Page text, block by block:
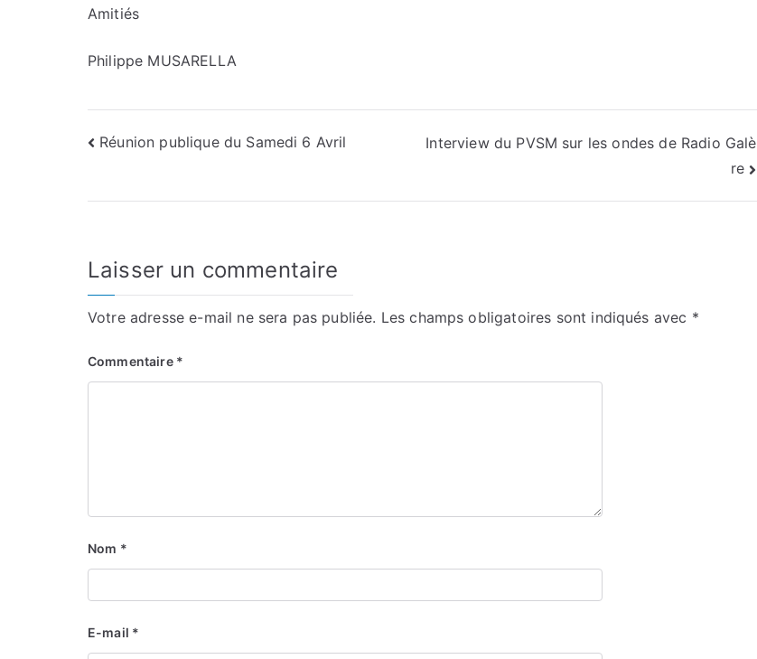
Amitiés
Philippe MUSARELLA
Navigation
Réunion publique du Samedi 6 Avril
Interview du PVSM sur les ondes de Radio Galè
re
Laisser un commentaire
Votre adresse e-mail ne sera pas publiée. Les champs obligatoires sont indiqués avec *
Commentaire *
Nom *
E-mail *